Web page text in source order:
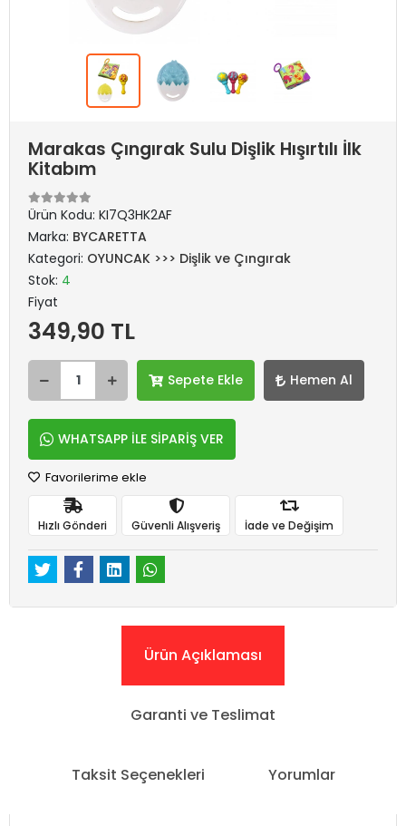
Marakas Çıngırak Sulu Dişlik Hışırtılı İlk
Kitabım
Ürün Kodu: KI7Q3HK2AF
Marka: BYCARETTA
Kategori: OYUNCAK >>> Dişlik ve Çıngırak
Stok: 4
Fiyat
349,90 TL
Sepete Ekle Hemen Al
WHATSAPP İLE SİPARİŞ VER
Favorilerime ekle
Hızlı Gönderi Güvenli Alışveriş İade ve Değişim
Ürün Açıklaması
Garanti ve Teslimat
Taksit Seçenekleri Yorumlar